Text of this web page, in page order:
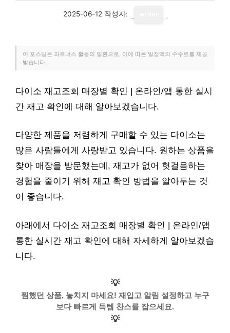
2025-06-12 작성자:
이 포스팅은 파트너스 활동의 일환으로, 이에 따른 일정액의 수수료를 제공
받습니다.
다이소 재고조회 매장별 확인 | 온라인/앱 통한 실시
간 재고 확인에 대해 알아보겠습니다.
다양한 제품을 저렴하게 구매할 수 있는 다이소는
많은 사람들에게 사랑받고 있습니다. 원하는 상품을
찾아 매장을 방문했는데, 재고가 없어 헛걸음하는
경험을 줄이기 위해 재고 확인 방법을 알아두는 것
이 좋습니다.
아래에서 다이소 재고조회 매장별 확인 | 온라인/앱
통한 실시간 재고 확인에 대해 자세하게 알아보겠습
니다.
💡
찜했던 상품, 놓치지 마세요! 재입고 알림 설정하고 누구
보다 빠르게 득템 찬스를 잡으세요.
💡